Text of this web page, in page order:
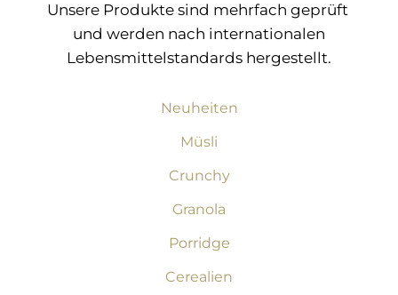
Unsere Produkte sind mehrfach geprüft
und werden nach internationalen
Lebensmittelstandards hergestellt.
Neuheiten
Müsli
Crunchy
Granola
Porridge
Cerealien